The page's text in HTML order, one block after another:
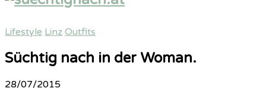
Lifestyle Linz Outfits
Süchtig nach in der Woman.
28/07/2015